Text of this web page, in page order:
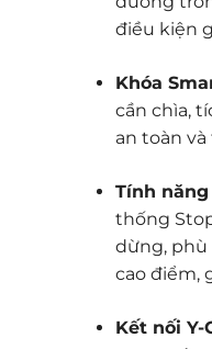
điều kiện
Khóa
cần chìa,
an toàn và
Tính
thống
dừng, phù
cao điểm,
Kết nối Y-